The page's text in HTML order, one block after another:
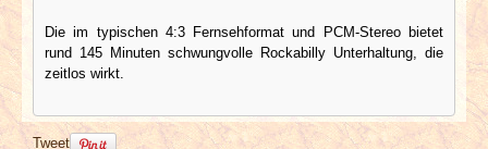
Die im typischen 4:3 Fernsehformat und PCM-Stereo bietet
rund 145 Minuten schwungvolle Rockabilly Unterhaltung, die
zeitlos wirkt.
Tweet